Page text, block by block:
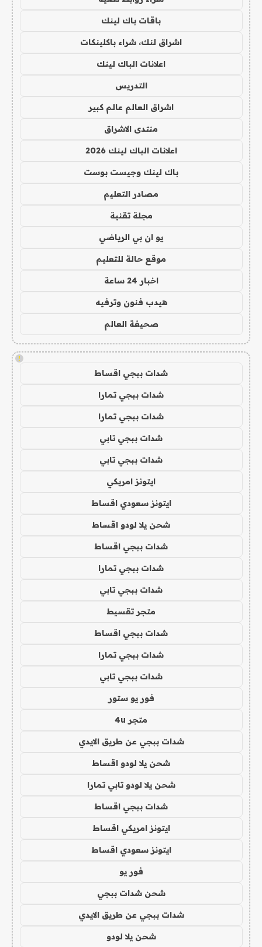
باقات باك لينك
اشراق لنك، شراء باكلينكات
اعلانات الباك لينك
التدريس
اشراق العالم عالم كبير
منتدى الاشراق
اعلانات الباك لينك 2026
باك لينك وجيست بوست
مصادر التعليم
مجلة تقنية
يو ان بي الرياضي
موقع حالة للتعليم
اخبار 24 ساعة
هيدب فنون وترفيه
صحيفة العالم
!
شدات ببجي اقساط
شدات ببجي تمارا
شدات ببجي تمارا
شدات ببجي تابي
شدات ببجي تابي
ايتونز امريكي
ايتونز سعودي اقساط
شحن يلا لودو اقساط
شدات ببجي اقساط
شدات ببجي تمارا
شدات ببجي تابي
متجر تقسيط
شدات ببجي اقساط
شدات ببجي تمارا
شدات ببجي تابي
فور يو ستور
متجر 4u
شدات ببجي عن طريق الايدي
شحن يلا لودو اقساط
شحن يلا لودو تابي تمارا
شدات ببجي اقساط
ايتونز امريكي اقساط
ايتونز سعودي اقساط
فور يو
شحن شدات ببجي
شدات ببجي عن طريق الايدي
شحن يلا لودو